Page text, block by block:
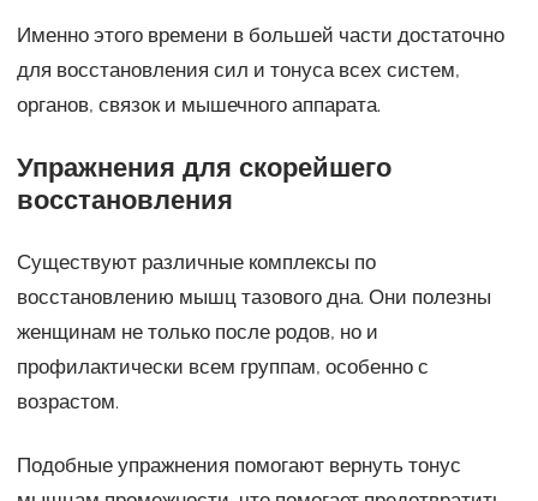
Именно этого времени в большей части достаточно
для восстановления сил и тонуса всех систем,
органов, связок и мышечного аппарата.
Упражнения для скорейшего
восстановления
Существуют различные комплексы по
восстановлению мышц тазового дна. Они полезны
женщинам не только после родов, но и
профилактически всем группам, особенно с
возрастом.
Подобные упражнения помогают вернуть тонус